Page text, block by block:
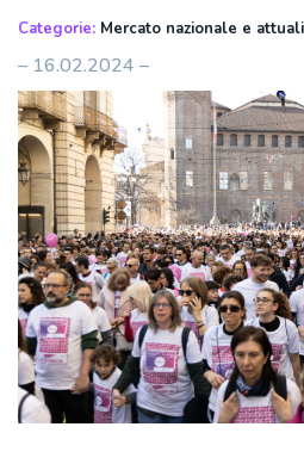
Categorie: Mercato nazionale e
– 16.02.2024 –